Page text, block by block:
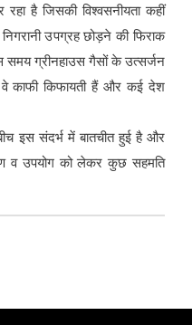
है जिसकी विश्वसनीयता कहीं
उपग्रह छोड़ने की फिराक
ग्रीनहाउस गैसों के उत्सर्जन
वे काफी किफायती हैं और कई देश
इस संदर्भ में बातचीत हुई है और
व उपयोग को लेकर कुछ सहमति